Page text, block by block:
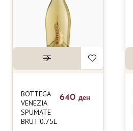
BOTTEGA
VENEZIA
SPUMATE
BRUT 0.75L
640 ден